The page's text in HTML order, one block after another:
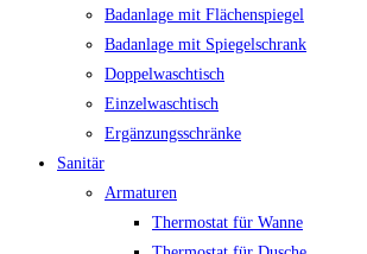
Badanlage mit Flächenspiegel
Badanlage mit Spiegelschrank
Doppelwaschtisch
Einzelwaschtisch
Ergänzungsschränke
Sanitär
Armaturen
Thermostat für Wanne